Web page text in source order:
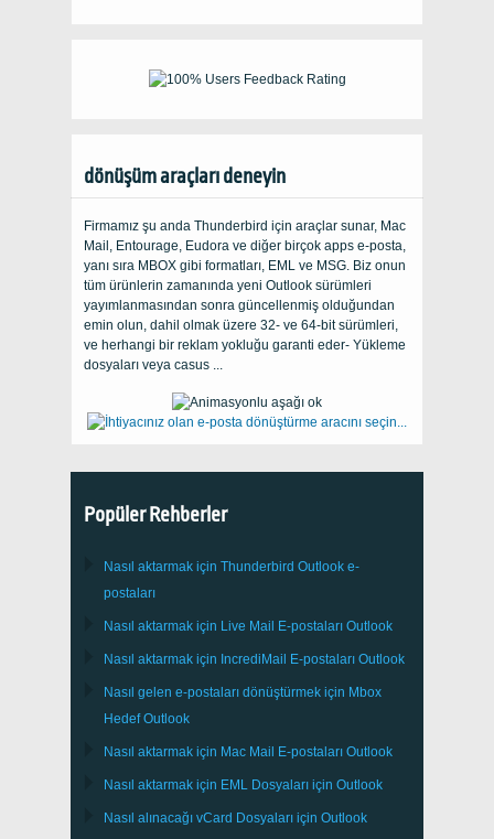
dönüşüm araçları deneyin
Firmamız şu anda Thunderbird için araçlar sunar, Mac
Mail, Entourage, Eudora ve diğer birçok apps e-posta,
yanı sıra MBOX gibi formatları, EML ve MSG. Biz onun
tüm ürünlerin zamanında yeni Outlook sürümleri
yayımlanmasından sonra güncellenmiş olduğundan
emin olun, dahil olmak üzere 32- ve 64-bit sürümleri,
ve herhangi bir reklam yokluğu garanti eder- Yükleme
dosyaları veya casus ...
Popüler Rehberler
Nasıl aktarmak için Thunderbird Outlook e-
postaları
Nasıl aktarmak için Live Mail E-postaları Outlook
Nasıl aktarmak için IncrediMail E-postaları Outlook
Nasıl gelen e-postaları dönüştürmek için Mbox
HedefOutlook
Nasıl aktarmak için Mac Mail E-postaları Outlook
Nasıl aktarmak için EML Dosyaları için Outlook
Nasıl alınacağı vCard Dosyaları için Outlook